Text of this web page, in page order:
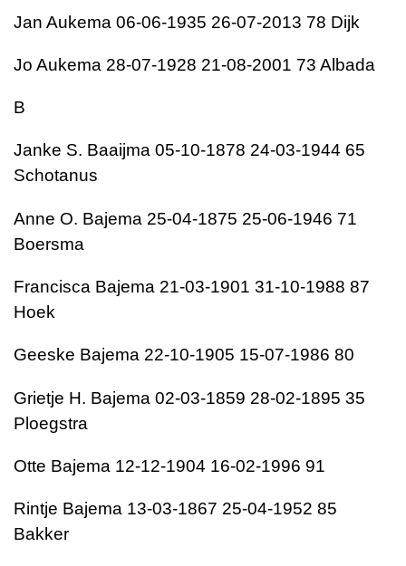
Jan Aukema 06-06-1935 26-07-2013 78 Dijk
Jo Aukema 28-07-1928 21-08-2001 73 Albada
B
Janke S. Baaijma 05-10-1878 24-03-1944 65
Schotanus
Anne O. Bajema 25-04-1875 25-06-1946 71
Boersma
Francisca Bajema 21-03-1901 31-10-1988 87
Hoek
Geeske Bajema 22-10-1905 15-07-1986 80
Grietje H. Bajema 02-03-1859 28-02-1895 35
Ploegstra
Otte Bajema 12-12-1904 16-02-1996 91
Rintje Bajema 13-03-1867 25-04-1952 85
Bakker